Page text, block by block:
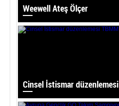
Weewell Ateş Ölçer
Cinsel İstismar düzenlemesi